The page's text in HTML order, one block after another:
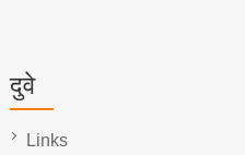
दुवे
Links